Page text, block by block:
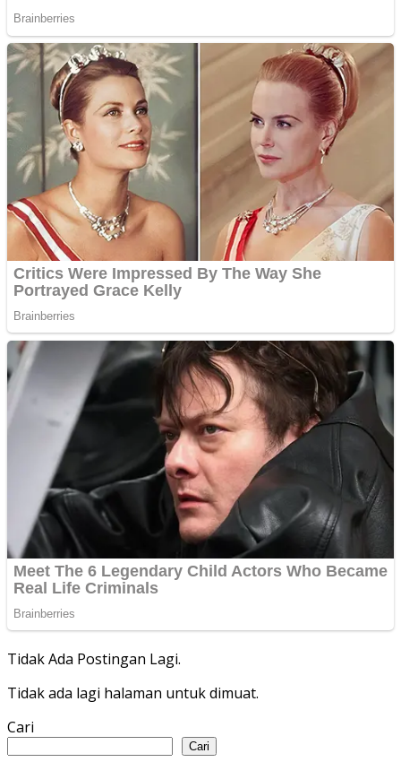
Tidak Ada Postingan Lagi.
Tidak ada lagi halaman untuk dimuat.
Cari
Cari